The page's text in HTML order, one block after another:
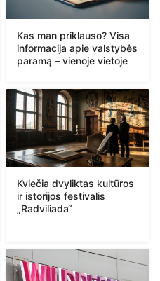
Kas man priklauso? Visa
informacija apie valstybės
paramą – vienoje vietoje
Kviečia dvyliktas kultūros
ir istorijos festivalis
„Radviliada“